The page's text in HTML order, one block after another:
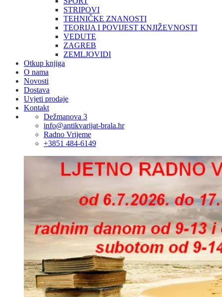
STRIPOVI
TEHNIČKE ZNANOSTI
TEORIJA I POVIJEST KNJIŽEVNOSTI
VEDUTE
ZAGREB
ZEMLJOVIDI
Otkup knjiga
O nama
Novosti
Dostava
Uvjeti prodaje
Kontakt
Dežmanova 3
info@antikvarijat-brala.hr
Radno Vrijeme
+3851 484-6149